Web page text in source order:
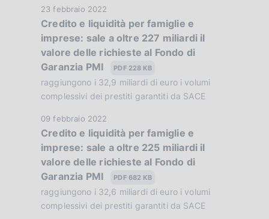
o
n
e
:
:
b
l
i
c
a
z
i
o
n
e
:
:
D
a
t
a
P
u
b
l
i
c
a
z
i
o
23 febbraio 2022
Credito e liquidità per famiglie e
imprese: sale a oltre 227 miliardi il
valore delle richieste al Fondo di
Garanzia PMI
PDF 228 KB
raggiungono i 32,9 miliardi di euro i volumi
complessivi dei prestiti garantiti da SACE
D
a
t
a
P
u
b
09 febbraio 2022
Credito e liquidità per famiglie e
imprese: sale a oltre 225 miliardi il
valore delle richieste al Fondo di
Garanzia PMI
PDF 682 KB
raggiungono i 32,6 miliardi di euro i volumi
complessivi dei prestiti garantiti da SACE